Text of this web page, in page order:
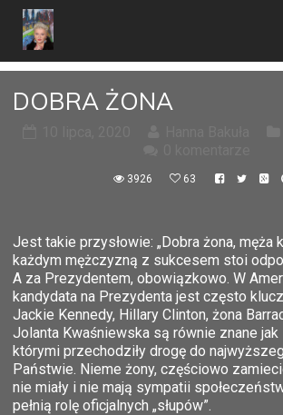
DOBRA ŻONA
3926 63
Jest takie przysłowie: „Dobra żona, męża
każdym mężczyzną z sukcesem stoi
A za Prezydentem, obowiązkowo. W
kandydata na Prezydenta jest często
Jackie Kennedy, Hillary Clinton, żona
Jolanta Kwaśniewska są równie znane jak
którymi przechodziły drogę do
Państwie. Nieme żony, częściowo
nie miały i nie mają sympatii
pełnią rolę oficjalnych „słupów”.